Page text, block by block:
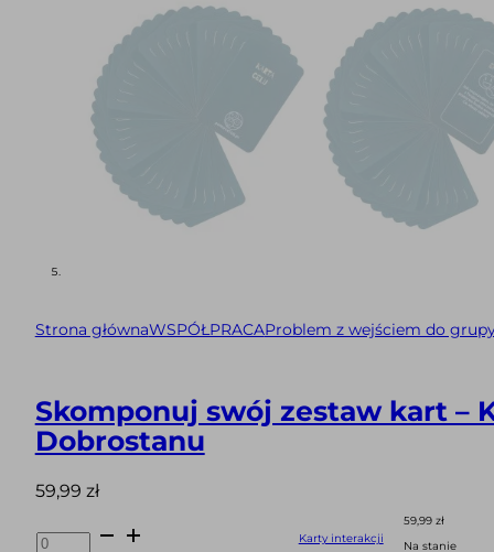
Strona głównaWSPÓŁPRACAProblem z wejściem do
Skomponuj swój zestaw kart –
Dobrostanu
59,99 zł
Karty
Karty interakcji
59,99 zł
Na stanie